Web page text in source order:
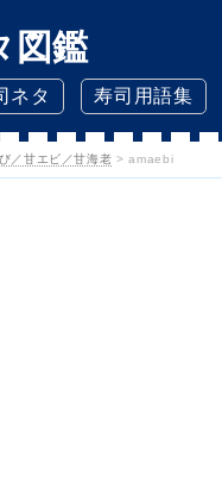
図鑑
ネタ 寿司用語集
／甘エビ／甘海老 >amaebi